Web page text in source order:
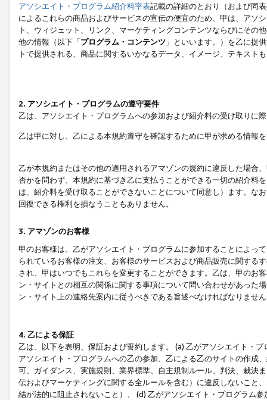
アソシエイト・プログラム紹介料率表記載の詳細のとおり（および同
によるこれらの商品およびサービスの宣伝の便宜のため、甲は、アソ
ト、ウィジェット、リンク、マーケティングコンテンツならびにその
他の情報（以下「プログラム・コンテンツ 」といいます。）を乙に提
トで提供される、商品に関するいかなるデータ、イメージ、テキス
2. アソシエイト・プログラムの遵守要件
乙は、アソシエイト・プログラムへの参加および紹介料の受け取りに
乙は甲に対し、乙による本規約遵守を確認するために甲が求める情報
乙が本規約またはその他の適用されるアマゾンの規約に違反した場合
否かを問わず、本規約に基づき乙に支払うことができる一切の紹介料
は、紹介料を受け取ることができないことについて同意し）ます。な
回復できる権利を損なうこともありません。
3. アマゾンのお客様
甲のお客様は、乙がアソシエイト・プログラムに参加することによっ
られているお客様の注文、お客様のサービスおよび商品販売に関する
され、甲はいつでもこれらを変更することができます。乙は、甲のお
ン・サイトとの相互の関係に関する事項について問い合わせがあった
ン・サイト上の連絡先案内に従うべきである旨述べなければなりませ
4. 乙による保証
乙は、以下を表明、保証および誓約します。 (a) 乙がアソシエイト・
アソシエイト・プログラムへの乙の参加、乙による乙のサイトの作成
可、ガイダンス、実施規則、業界標準、自主規制ルール、判決、裁決
伝およびマーケティングに関する全ルールを含む）に違反しないこと
結が法的に阻止されないこと）、 (d) 乙がアソシエイト・プログラム